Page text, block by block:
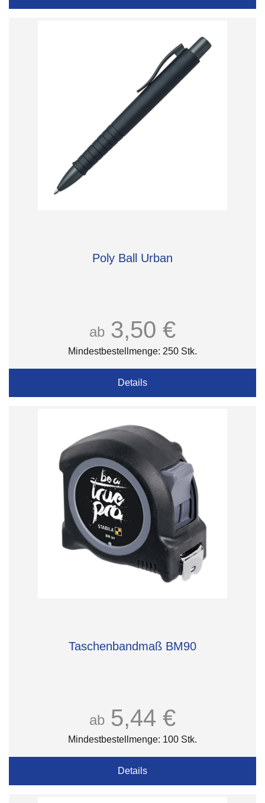
Poly Ball Urban
ab 3,50 €
Mindestbestellmenge: 250 Stk.
Details
Taschenbandmaß BM90
ab 5,44 €
Mindestbestellmenge: 100 Stk.
Details